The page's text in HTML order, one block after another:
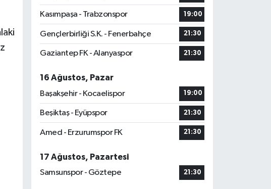
Kasımpaşa - Trabzonspor 19:00
Gençlerbirliği S.K. - Fenerbahçe 21:30
Gaziantep FK - Alanyaspor 21:30
16 Ağustos, Pazar
Başakşehir - Kocaelispor
19:00
Beşiktaş - Eyüpspor 21:30
Amed - Erzurumspor FK 21:30
17 Ağustos, Pazartesi
Samsunspor - Göztepe
21:30